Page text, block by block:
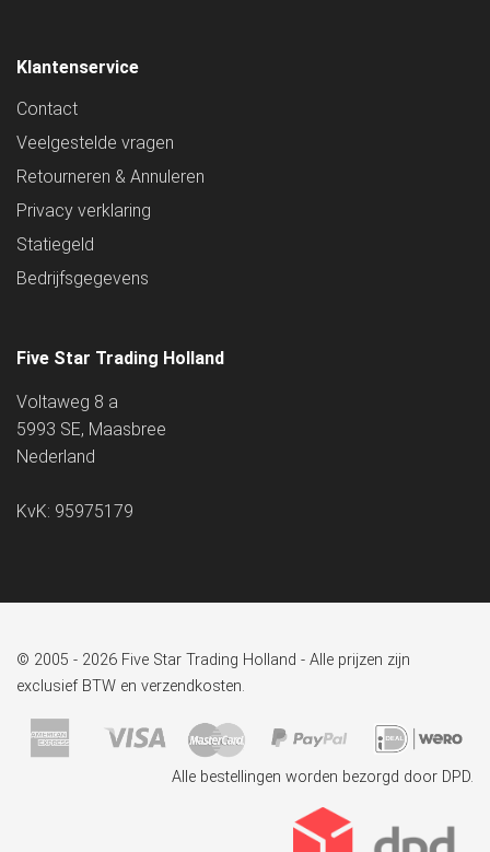
Klantenservice
Contact
Veelgestelde vragen
Retourneren & Annuleren
Privacy verklaring
Statiegeld
Bedrijfsgegevens
Five Star Trading Holland
Voltaweg 8 a
5993 SE, Maasbree
Nederland
KvK: 95975179
© 2005 - 2026 Five Star Trading Holland - Alle prijzen zijn
exclusief BTW en verzendkosten.
Alle bestellingen worden bezorgd door DPD.